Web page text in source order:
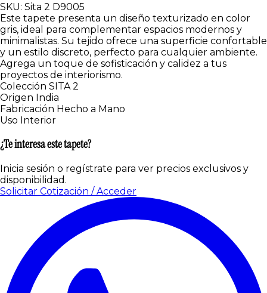
SKU: Sita 2 D9005
Este tapete presenta un diseño texturizado en color
gris, ideal para complementar espacios modernos y
minimalistas. Su tejido ofrece una superficie confortable
y un estilo discreto, perfecto para cualquier ambiente.
Agrega un toque de sofisticación y calidez a tus
proyectos de interiorismo.
Colección SITA 2
Origen India
Fabricación Hecho a Mano
Uso Interior
¿Te interesa este tapete?
Inicia sesión o regístrate para ver precios exclusivos y
disponibilidad.
Solicitar Cotización / Acceder